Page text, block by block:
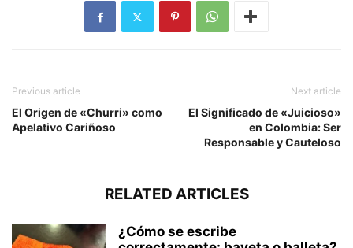
Previous article
El Origen de «Churri» como
Apelativo Cariñoso
Next article
El Significado de «Juicioso»
en Colombia: Ser
Responsable y Cauteloso
RELATED ARTICLES
¿Cómo se escribe